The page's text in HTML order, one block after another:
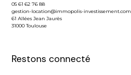
05 61 62 76 88
gestion-location@immopolis-investissement.com
61 Allées Jean Jaurès
31000 Toulouse
Restons connecté